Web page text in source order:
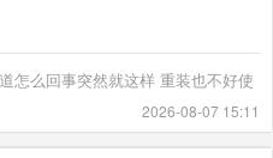
打开就无反应 之前用着挺好的不知道怎么回事突然就这样 重装也不好使
2026-08-07 15:11